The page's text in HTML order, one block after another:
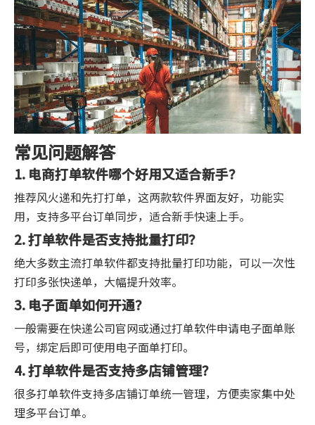
常见问题解答
1. 电商打单软件哪个好用又适合新手？
推荐风火递和先打打单，这两款软件界面友好，功能实
用，支持多平台订单同步，适合新手快速上手。
2. 打单软件是否支持批量打印？
绝大多数主流打单软件都支持批量打印功能，可以一次性
打印多张快递单，大幅提升效率。
3. 电子面单如何开通？
一般需要在快递公司官网或通过打单软件申请电子面单账
号，绑定后即可使用电子面单打印。
4. 打单软件是否支持多店铺管理？
很多打单软件支持多店铺订单统一管理，方便卖家集中处
理多平台订单。